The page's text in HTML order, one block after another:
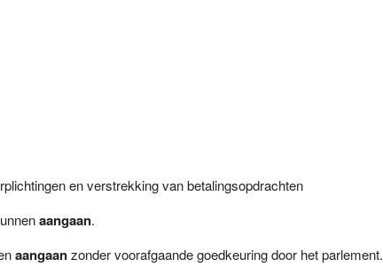
en verstrekking van betalingsopdrachten
aangaan.
aangaanzonder voorafgaande goedkeuring door het parlement.